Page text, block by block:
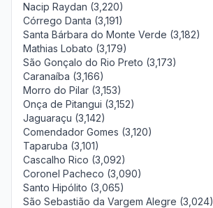
Nacip Raydan (3,220)
Córrego Danta (3,191)
Santa Bárbara do Monte Verde (3,182)
Mathias Lobato (3,179)
São Gonçalo do Rio Preto (3,173)
Caranaíba (3,166)
Morro do Pilar (3,153)
Onça de Pitangui (3,152)
Jaguaraçu (3,142)
Comendador Gomes (3,120)
Taparuba (3,101)
Cascalho Rico (3,092)
Coronel Pacheco (3,090)
Santo Hipólito (3,065)
São Sebastião da Vargem Alegre (3,024)